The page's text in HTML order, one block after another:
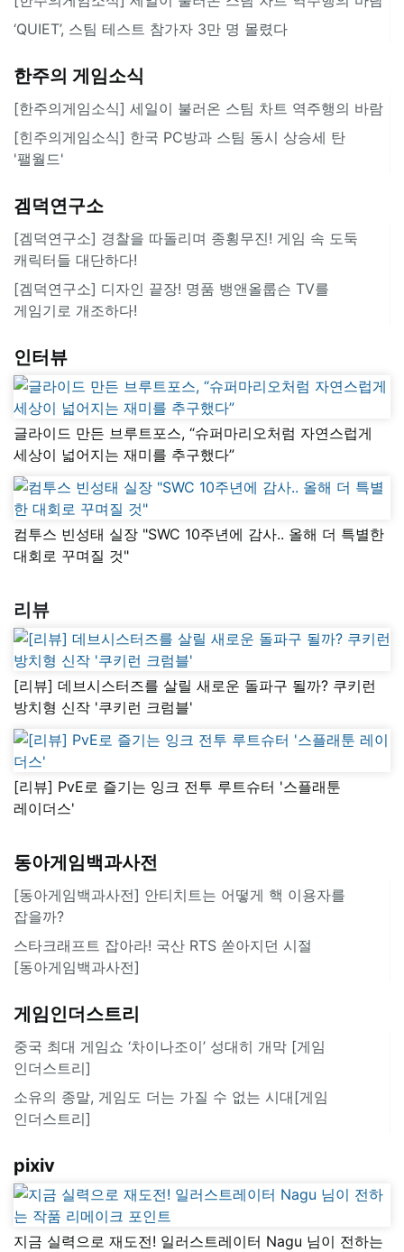
‘QUIET’, 스팀 테스트 참가자 3만 명 몰렸다
한주의 게임소식
[한주의게임소식] 세일이 불러온 스팀 차트 역주행의 바람
[힌주의게임소식] 한국 PC방과 스팀 동시 상승세 탄
'팰월드'
겜덕연구소
[겜덕연구소] 경찰을 따돌리며 종횡무진! 게임 속 도둑
캐릭터들 대단하다!
[겜덕연구소] 디자인 끝장! 명품 뱅앤올룹슨 TV를
게임기로 개조하다!
인터뷰
글라이드 만든 브루트포스, “슈퍼마리오처럼 자연스럽게
세상이 넓어지는 재미를 추구했다”
컴투스 빈성태 실장 "SWC 10주년에 감사.. 올해 더 특별한
대회로 꾸며질 것"
리뷰
[리뷰] 데브시스터즈를 살릴 새로운 돌파구 될까? 쿠키런
방치형 신작 '쿠키런 크럼블'
[리뷰] PvE로 즐기는 잉크 전투 루트슈터 '스플래툰
레이더스'
동아게임백과사전
[동아게임백과사전] 안티치트는 어떻게 핵 이용자를
잡을까?
스타크래프트 잡아라! 국산 RTS 쏟아지던 시절
[동아게임백과사전]
게임인더스트리
중국 최대 게임쇼 ‘차이나조이’ 성대히 개막 [게임
인더스트리]
소유의 종말, 게임도 더는 가질 수 없는 시대[게임
인더스트리]
pixiv
지금 실력으로 재도전! 일러스트레이터 Nagu 님이 전하는